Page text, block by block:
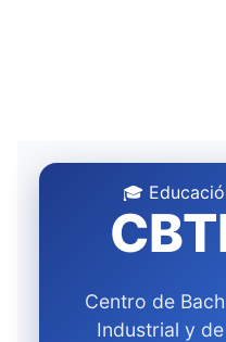
🎓
Centro de
Industrial y